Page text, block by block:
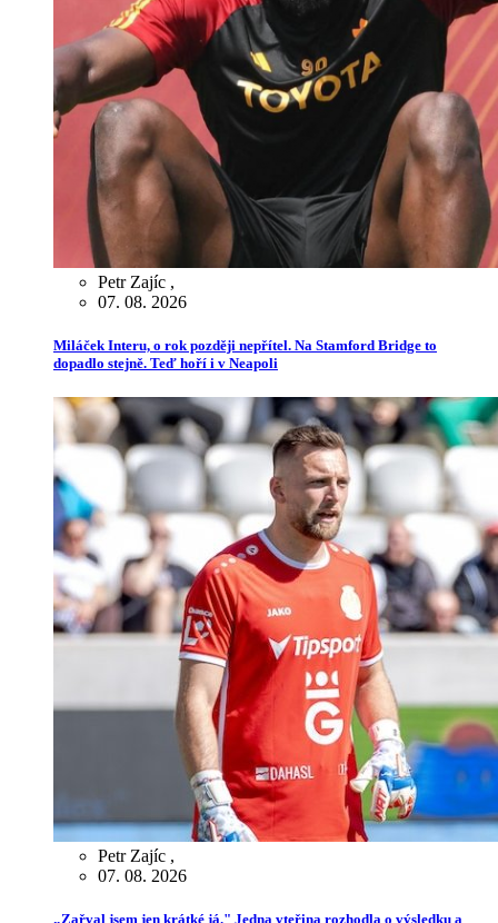
Petr Zajíc ,
07. 08. 2026
Miláček Interu, o rok později nepřítel. Na Stamford Bridge to
dopadlo stejně. Teď hoří i v Neapoli
Petr Zajíc ,
07. 08. 2026
„Zařval jsem jen krátké já." Jedna vteřina rozhodla o výsledku a